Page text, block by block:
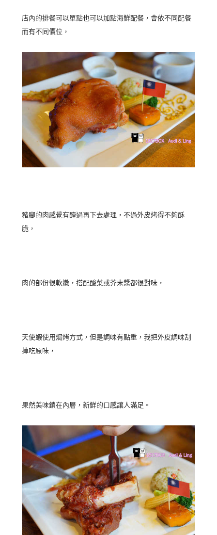
店內的排餐可以單點也可以加點海鮮配餐，會依不同配餐
而有不同價位，
豬腳的肉感覺有醃過再下去處理，不過外皮烤得不夠酥
脆，
肉的部份很軟嫩，搭配酸菜或芥末醬都很對味，
天使蝦使用焗烤方式，但是調味有點重，我把外皮調味刮
掉吃原味，
果然美味鎖在內層，新鮮的口感讓人滿足。